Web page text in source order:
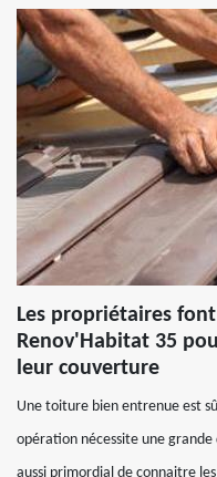
Les propriétaires
Renov'Habitat 35
leur couverture
Une toiture bien entrenue est
opération nécessite une
aussi primordial de connaitre